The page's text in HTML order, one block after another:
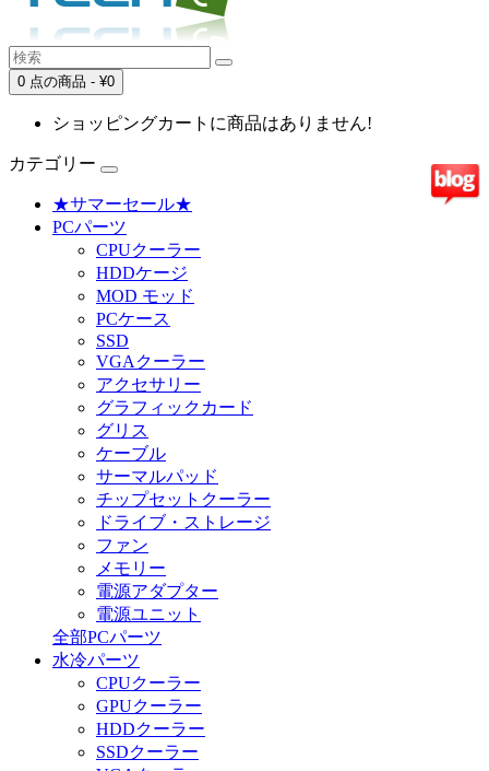
0 点の商品 - ¥0
ショッピングカートに商品はありません!
カテゴリー
★サマーセール★
PCパーツ
CPUクーラー
HDDケージ
MOD モッド
PCケース
SSD
VGAクーラー
アクセサリー
グラフィックカード
グリス
ケーブル
サーマルパッド
チップセットクーラー
ドライブ・ストレージ
ファン
メモリー
電源アダプター
電源ユニット
全部PCパーツ
水冷パーツ
CPUクーラー
GPUクーラー
HDDクーラー
SSDクーラー